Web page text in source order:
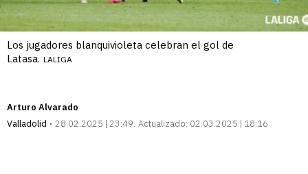
Los jugadores blanquivioleta celebran el gol de
Latasa. LALIGA
Arturo Alvarado
Valladolid
28.02.2025 | 23:49 Actualizado: 02.03.2025 | 18:16